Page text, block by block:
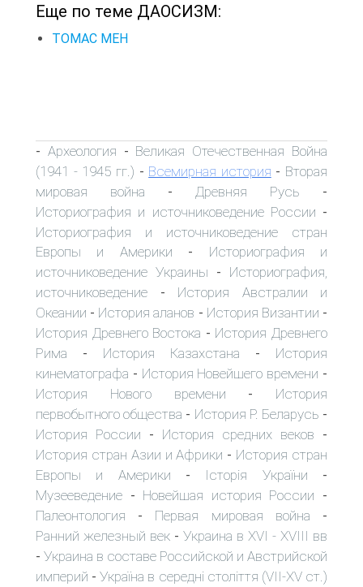
Еще по теме ДАОСИЗМ:
ТОМАС МЕН
- Археология - Великая Отечественная Война
(1941 - 1945 гг.) - Всемирная история - Вторая
мировая война - Древняя Русь -
Историография и источниковедение России -
Историография и источниковедение стран
Европы и Америки - Историография и
источниковедение Украины - Историография,
источниковедение - История Австралии и
Океании - История аланов - История Византии -
История Древнего Востока - История Древнего
Рима - История Казахстана - История
кинематографа - История Новейшего времени -
История Нового времени - История
первобытного общества - История Р. Беларусь -
История России - История средних веков -
История стран Азии и Африки - История стран
Европы и Америки - Історія України -
Музееведение - Новейшая история России -
Палеонтология - Первая мировая война -
Ранний железный век - Украина в XVI - XVIII вв
- Украина в составе Российской и Австрийской
империй -Україна в середні століття (VII-XV ст.)